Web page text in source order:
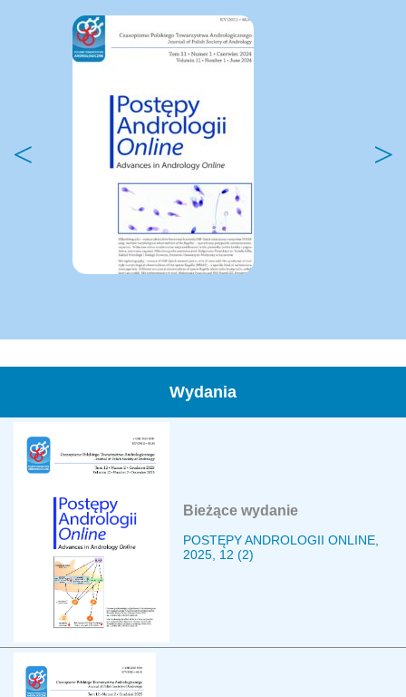
Wydania
Bieżące wydanie
POSTĘPY ANDROLOGII ONLINE,
2025, 12 (2)